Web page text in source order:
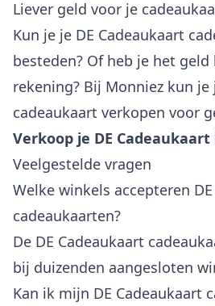
Liever geld voor je
Kun je je DE Cadeaukaart
besteden? Of heb je het
rekening? Bij Monniez kun je
cadeaukaart verkopen voor
Verkoop je DE
Veelgestelde vragen
Welke winkels accepteren
cadeaukaarten?
De DE Cadeaukaart
bij duizenden aangesloten
Kan ik mijn DE Cadeaukaart